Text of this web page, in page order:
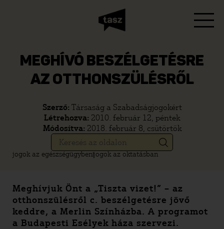
MEGHÍVÓ BESZÉLGETÉSRE
AZ OTTHONSZÜLÉSRŐL
Szerző: Társaság a Szabadságjogokért
Létrehozva: 2010. február 12, péntek
Módosítva: 2018. február 8, csütörtök
jogok az egészségügybenjogok az oktatásban
Meghívjuk Önt a „Tiszta vizet!” – az
otthonszülésről c. beszélgetésre jövő
keddre, a Merlin Színházba. A programot
a Budapesti Esélyek háza szervezi.